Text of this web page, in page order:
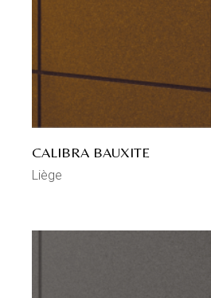
CALIBRA BAUXITE
Liège